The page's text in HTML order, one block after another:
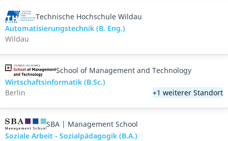
Technische Hochschule Wildau
Automatisierungstechnik (B. Eng.)
Wildau
School of Management and Technology
Wirtschaftsinformatik (B.Sc.)
Berlin
+1 weiterer Standort
SBA | Management School
Soziale Arbeit - Sozialpädagogik (B.A.)